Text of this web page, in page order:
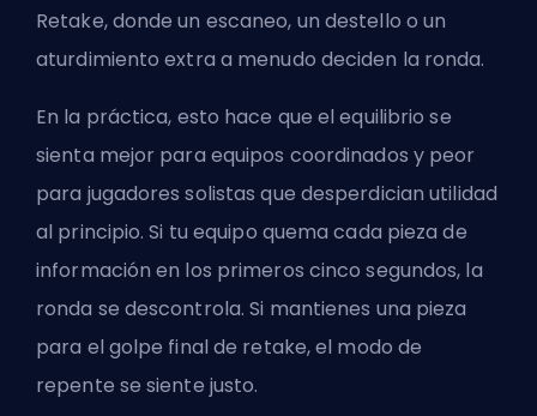
Retake, donde un escaneo, un destello o un
aturdimiento extra a menudo deciden la ronda.
En la práctica, esto hace que el equilibrio se
sienta mejor para equipos coordinados y peor
para jugadores solistas que desperdician utilidad
al principio. Si tu equipo quema cada pieza de
información en los primeros cinco segundos, la
ronda se descontrola. Si mantienes una pieza
para el golpe final de retake, el modo de
repente se siente justo.